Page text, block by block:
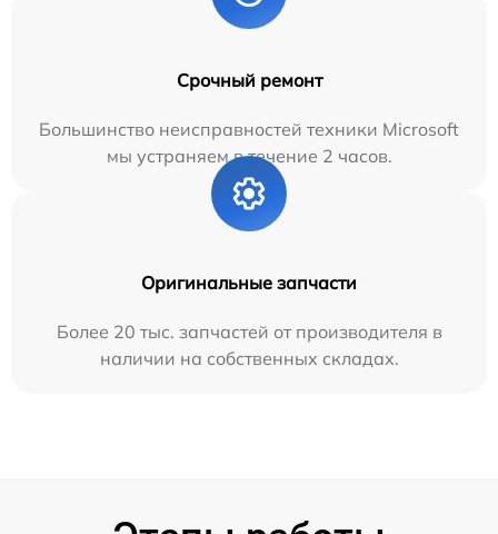
Срочный ремонт
Большинство неисправностей техники Microsoft
мы устраняем в течение 2 часов.
Оригинальные запчасти
Более 20 тыс. запчастей от производителя в
наличии на собственных складах.